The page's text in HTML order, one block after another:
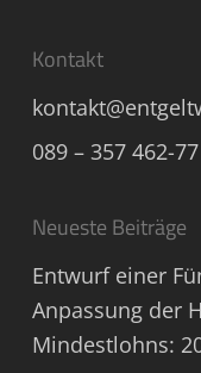
Kontakt
089 – 357 462-77
Neueste Beiträge
Entwurf einer
Anpassung der
Mindestlohns: